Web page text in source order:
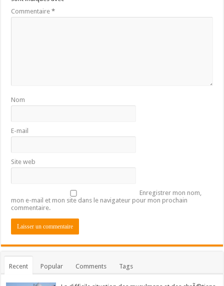
Commentaire*
Nom
E-mail
Site web
Enregistrer mon nom,
mon e-mail et mon site dans le navigateur pour mon prochain
commentaire.
Recent Popular Comments Tags